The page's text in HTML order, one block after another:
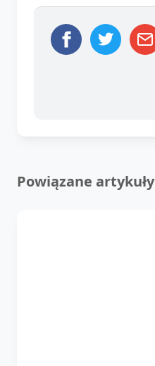
Powiązane artykuły